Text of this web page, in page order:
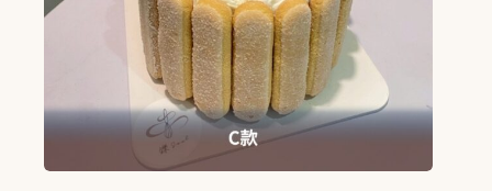
品
頁
面
選
擇
選
項